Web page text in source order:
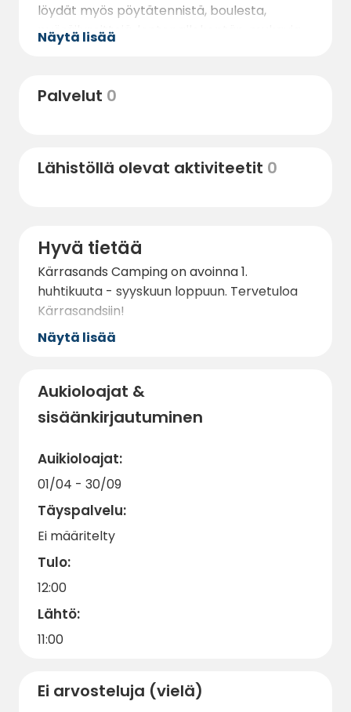
löydät myös pöytätennistä, boulesta,
pyöräilyreittejä, lentopallokentän, mukavia
vaellusreittejä, stand up -melontaa, saunan
Kalastuslupia voit ostaa Kärrasands
Näytä lisää
Palvelut 0
Lähistöllä olevat aktiviteetit 0
Hyvä tietää
Kärrasands Camping on avoinna 1.
huhtikuuta - syyskuun loppuun. Tervetuloa
Kärrasandsiin!
Näytä lisää
Aukioloajat &
sisäänkirjautuminen
Auikioloajat:
01/04 - 30/09
Täyspalvelu:
Ei määritelty
Tulo:
12:00
Lähtö:
11:00
Ei arvosteluja (vielä)